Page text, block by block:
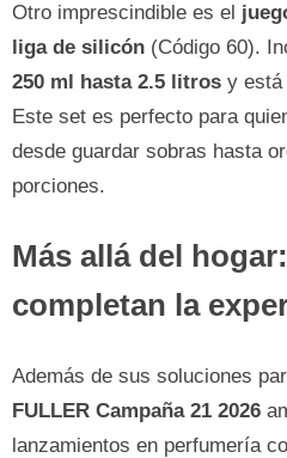
Otro imprescindible es el
liga de silicón (Código 60).
250 ml hasta 2.5 litros y está
Este set es perfecto para
desde guardar sobras hasta
porciones.
Más allá del
completan la
Además de sus soluciones
FULLER Campaña 21 2026
lanzamientos en perfumería